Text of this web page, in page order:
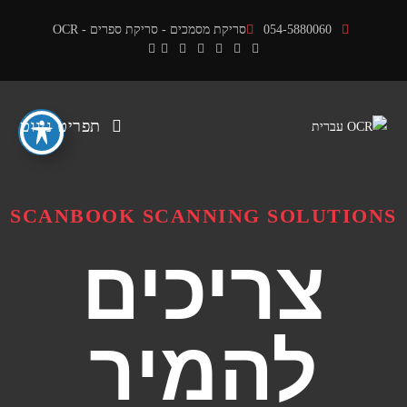
054-5880060 סריקת מסמכים - סריקת ספרים - OCR
תפריט ניווט
SCANBOOK SCANNING SOLUTIONS
צריכים
להמיר